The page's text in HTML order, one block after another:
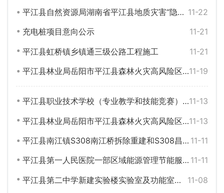
11-22
平江县自然资源局湖南省平江县地质灾害“隐患点+风险区”（点面）双控体系建设试点服务项目公开招标公告
11-21
充电桩项目意向公示
11-21
平江县虹桥镇乡镇通三级公路工程施工
11-19
平江县林业局岳阳市平江县森林火灾高风险区林火阻隔系统建设项目-苗木和化肥采购重新立项项目更正公告
11-13
平江县职业技术学校（专业教学和技能竞赛）设备采购（第二次）项目公开招标公告
11-13
平江县林业局岳阳市平江县森林火灾高风险区林火阻隔系统建设项目-苗木和化肥采购重新立项项目公开招标公告
11-11
平江县南江镇S308南江桥拆除重建和S308昌江二桥维修加固项目变更公告
11-11
平江县第一人民医院一部区域能源管理节能服务项目公开招标公告
11-08
平江县第二中学新建实验楼实验室及功能室设施设备采购项目更正公告